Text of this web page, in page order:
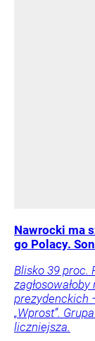
Nawrocki ma
go Polacy.
Blisko 39 proc.
prezydenckich
„Wprost”.
liczniejsza.